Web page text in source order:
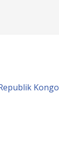
Kongo